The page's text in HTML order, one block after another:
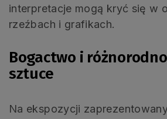
interpretacje mogą kryć się w
rzeźbach i grafikach.
Bogactwo i
sztuce
Na ekspozycji